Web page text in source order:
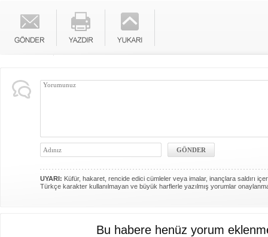
UYARI: Küfür, hakaret, rencide edici cümleler veya imalar, inançlara saldırı
Türkçe karakter kullanılmayan ve büyük harflerle yazılmış yorumlar
Bu habere henüz yorum